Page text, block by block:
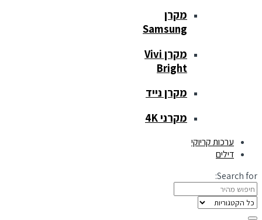
מקרן
Samsung
מקרן Vivi
Bright
מקרן נייד
מקרני 4K
ערכות קריוקי
דילים
Search for: